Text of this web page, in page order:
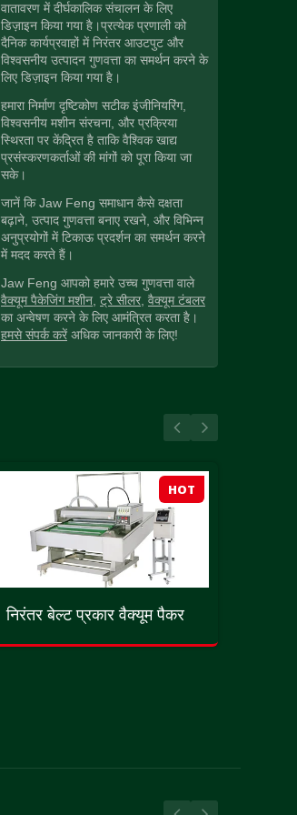
वातावरण में दीर्घकालिक संचालन के लिए
डिज़ाइन किया गया है।प्रत्येक प्रणाली को
दैनिक कार्यप्रवाहों में निरंतर आउटपुट और
विश्वसनीय उत्पादन गुणवत्ता का समर्थन करने के
लिए डिज़ाइन किया गया है।
हमारा निर्माण दृष्टिकोण सटीक इंजीनियरिंग,
विश्वसनीय मशीन संरचना, और प्रक्रिया
स्थिरता पर केंद्रित है ताकि वैश्विक खाद्य
प्रसंस्करणकर्ताओं की मांगों को पूरा किया जा
सके।
जानें कि Jaw Feng समाधान कैसे दक्षता
बढ़ाने, उत्पाद गुणवत्ता बनाए रखने, और विभिन्न
अनुप्रयोगों में टिकाऊ प्रदर्शन का समर्थन करने
में मदद करते हैं।
Jaw Feng आपको हमारे उच्च गुणवत्ता वाले
वैक्यूम पैकेजिंग मशीन, ट्रे सीलर, वैक्यूम टंबलर
का अन्वेषण करने के लिए आमंत्रित करता है।
हमसे संपर्क करें अधिक जानकारी के लिए!
HOT
निरंतर बेल्ट प्रकार वैक्यूम पैकर